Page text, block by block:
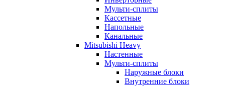
Мульти-сплиты
Кассетные
Напольные
Канальные
Mitsubishi Heavy
Настенные
Мульти-сплиты
Наружные блоки
Внутренние блоки